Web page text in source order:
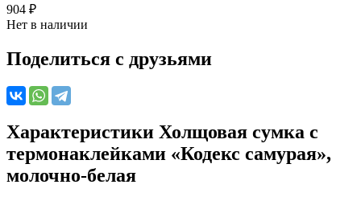
904 ₽
Нет в наличии
Поделиться с друзьями
Характеристики Холщовая сумка с
термонаклейками «Кодекс самурая»,
молочно-белая